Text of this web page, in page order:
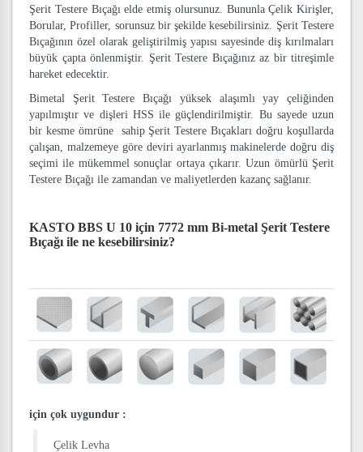
Şerit Testere Bıçağı elde etmiş olursunuz. Bununla Çelik Kirişler,
Borular, Profiller, sorunsuz bir şekilde kesebilirsiniz. Şerit Testere
Bıçağının özel olarak geliştirilmiş yapısı sayesinde diş kırılmaları
büyük çapta önlenmiştir. Şerit Testere Bıçağınız az bir titreşimle
hareket edecektir.
Bimetal Şerit Testere Bıçağı yüksek alaşımlı yay çeliğinden
yapılmıştır ve dişleri HSS ile güçlendirilmiştir. Bu sayede uzun
bir kesme ömrüne sahip Şerit Testere Bıçakları doğru koşullarda
çalışan, malzemeye göre deviri ayarlanmış makinelerde doğru diş
seçimi ile mükemmel sonuçlar ortaya çıkarır. Uzun ömürlü Şerit
Testere Bıçağı ile zamandan ve maliyetlerden kazanç sağlanır.
KASTO BBS U 10 için 7772 mm Bi-metal Şerit Testere
Bıçağı ile ne kesebilirsiniz?
için çok uygundur :
Çelik Levha